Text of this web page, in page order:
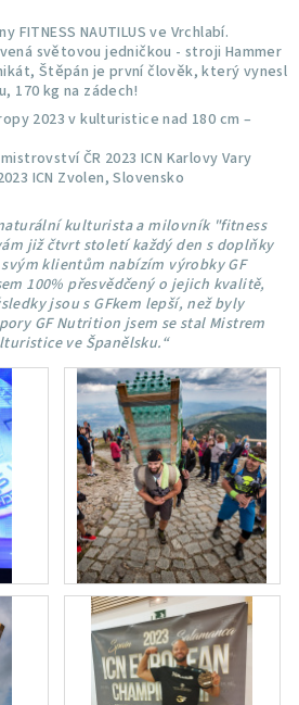
NAUTILUS ve Vrchlabí.
světovou jedničkou - stroji Hammer
Štěpán je první člověk, který vynesl
170 kg na zádech!
2023 v kulturistice nad 180 cm –
ČR 2023 ICN Karlovy Vary
ICN Zvolen, Slovensko
kulturista a milovník "fitness
již čtvrt století každý den s doplňky
klientům nabízím výrobky GF
100% přesvědčený o jejich kvalitě,
jsou s GFkem lepší, než byly
GF Nutrition jsem se stal Mistrem
ve Španělsku.“